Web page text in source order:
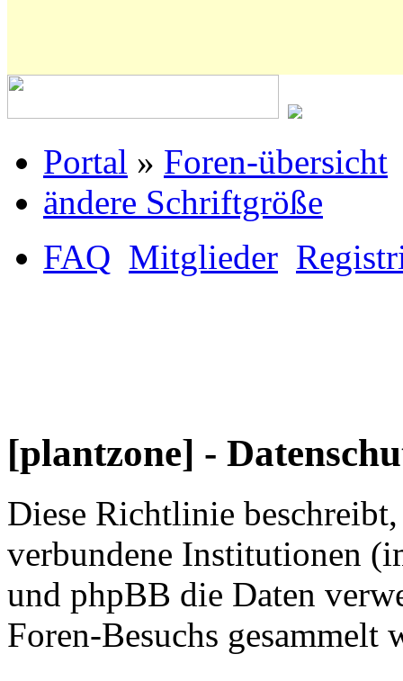
Portal » Foren-übersicht
ändere Schriftgröße
FAQ Mitglieder
[plantzone] -
Diese Richtlinie
verbundene Institutionen
und phpBB die Daten
Foren-Besuchs gesammelt